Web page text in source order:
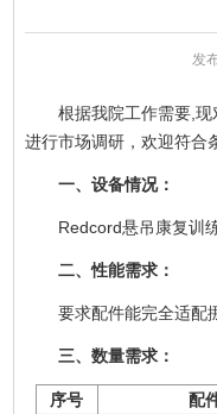
发
根据我院工作需要,
进行市场调研，欢迎符合
一、设备情况：
Redcord悬吊康复训
二、性能需求：
要求配件能完全适配
三、数量需求：
序号 配